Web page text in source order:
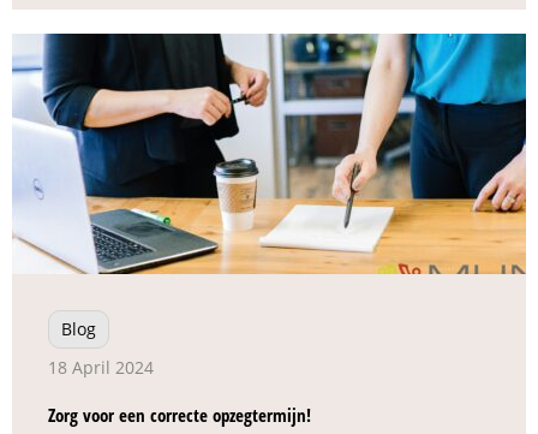
Blog
18 April 2024
Zorg voor een correcte opzegtermijn!